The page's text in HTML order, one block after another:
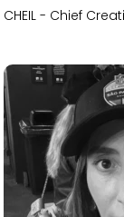
CHEIL - Chief